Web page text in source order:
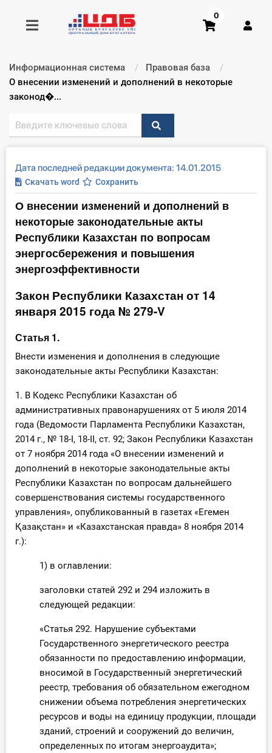
Получить консультацию
Главная ИС
Формы
Консультации
Правовая база
Библиотека бухгалтера
Инструменты
Вебинары
Практика ИП
Кадры. Труд. Зарплата.
Учет по отраслям
Интернет-магазин
Тарифы
Тестирование для
бухгалтера
0
Информационная система
Правовая база
Текущий:
О внесении изменений и дополнений в некоторые
законод�...
Дата последней редакции документа: 14.01.2015
Скачать word Сохранить
О внесении изменений и дополнений в
некоторые законодательные акты
Республики Казахстан по вопросам
энергосбережения и повышения
энергоэффективности
Закон Республики Казахстан от 14
января 2015 года № 279-V
Статья 1.
Внести изменения и дополнения в следующие
законодательные акты Республики Казахстан:
1. В Кодекс Республики Казахстан об
административных правонарушениях от 5 июля 2014
года (Ведомости Парламента Республики Казахстан,
2014 г., № 18-I, 18-II, ст. 92; Закон Республики Казахстан
от 7 ноября 2014 года «О внесении изменений и
дополнений в некоторые законодательные акты
Республики Казахстан по вопросам дальнейшего
совершенствования системы государственного
управления», опубликованный в газетах «Егемен
Қазақстан» и «Казахстанская правда» 8 ноября 2014
г.):
1) в оглавлении:
заголовки статей 292 и 294 изложить в
следующей редакции:
«Статья 292. Нарушение субъектами
Государственного энергетического реестра
обязанности по предоставлению информации,
вносимой в Государственный энергетический
реестр, требования об обязательном ежегодном
снижении объема потребления энергетических
ресурсов и воды на единицу продукции, площади
зданий, строений и сооружений до величин,
определенных по итогам энергоаудита»;